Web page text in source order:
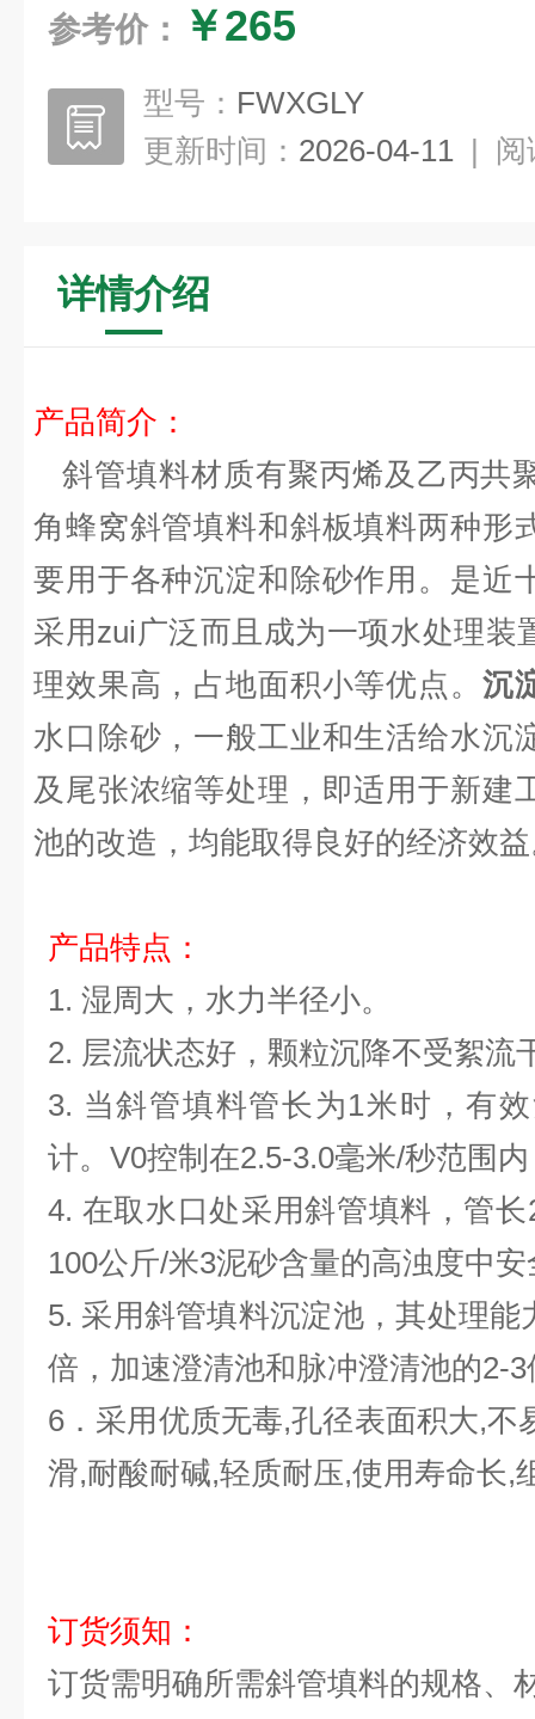
参考价： ￥265
型号： FWXGLY
更新时间： 2026-04-11 | 阅
详情介绍
产品简介：
斜管填料材质有聚丙烯及乙丙共
角蜂窝斜管填料和斜板填料两种形
要用于各种沉淀和除砂作用。是近
采用zui广泛而且成为一项水处理装
理效果高，占地面积小等优点。 沉
水口除砂，一般工业和生活给水沉
及尾张浓缩等处理，即适用于新建
池的改造，均能取得良好的经济效
产品特点：
1. 湿周大，水力半径小。
2. 层流状态好，颗粒沉降不受絮流
3. 当斜管填料管长为1米时，有
计。 V0控制在2.5-3.0毫米/秒范围
4. 在取水口处采用斜管填料，管长
100公斤/米3泥砂含量的高浊度中
5. 采用斜管填料沉淀池，其处理能
倍，加速澄清池和脉冲澄清池的2-3
6 ．采用优质无毒,孔径表面积大,不
滑,耐酸耐碱,轻质耐压,使用寿命长,
订货须知：
订货需明确所需斜管填料的规格、